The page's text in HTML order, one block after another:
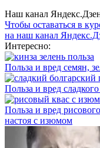
Наш канал
Чтобы оставаться в
на наш канал
Интересно:
Польза и вред семян,
Польза и вред
Польза и вред
настоя с изюмом